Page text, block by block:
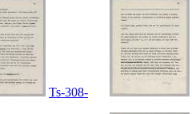
Ts-308-